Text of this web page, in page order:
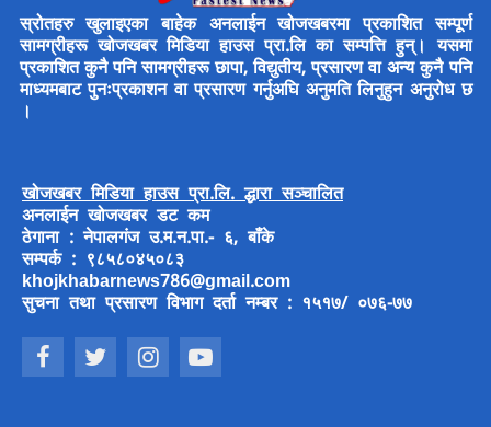
स्रोतहरु खुलाइएका बाहेक अनलाईन खोजखबरमा प्रकाशित सम्पूर्ण
सामग्रीहरू खोजखबर मिडिया हाउस प्रा.लि का सम्पत्ति हुन्। यसमा
प्रकाशित कुनै पनि सामग्रीहरू छापा, विद्युतीय, प्रसारण वा अन्य कुनै पनि
माध्यमबाट पुनःप्रकाशन वा प्रसारण गर्नुअघि अनुमति लिनुहुन अनुरोध छ
।
खोजखबर मिडिया हाउस प्रा.लि. द्धारा सञ्चालित
अनलाईन खोजखबर डट कम
ठेगाना : नेपालगंज उ.म.न.पा.- ६, बाँके
सम्पर्क : ९८५८०४५०८३
khojkhabarnews786@gmail.com
सुचना तथा प्रसारण विभाग दर्ता नम्बर : १५१७/ ०७६-७७